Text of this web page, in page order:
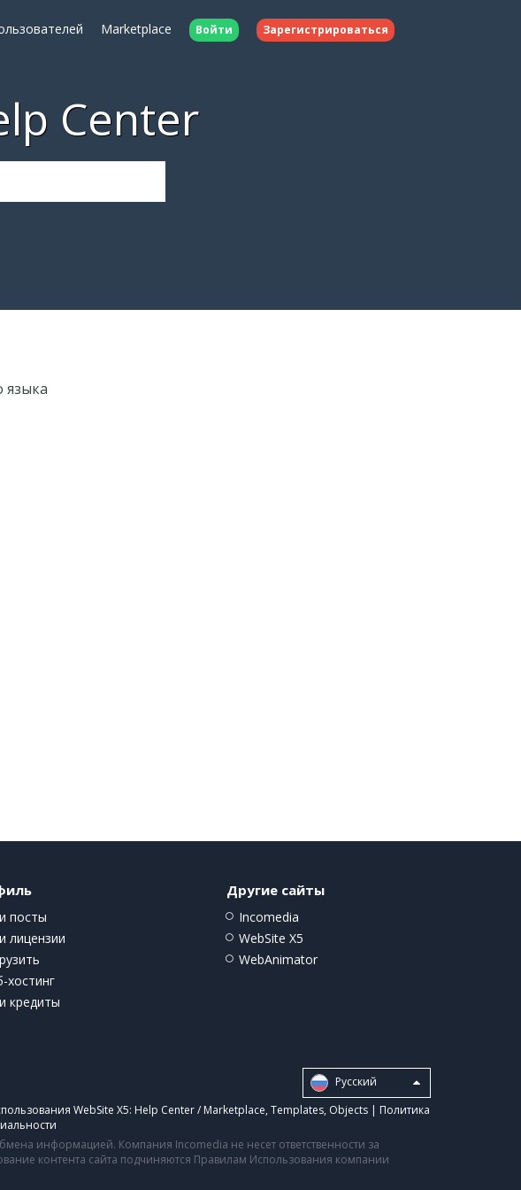
Marketplace Войти Зарегистрироваться
Center
языка
посты
лицензии
хостинг
кредиты
Другие сайты
Incomedia
WebSite X5
WebAnimator
Pусский
WebSite X5: Help Center / Marketplace, Templates, Objects | Политика
информацией. Компания Incomedia не несет ответственности за
контента сайта подчиняются Правилам Использования компании